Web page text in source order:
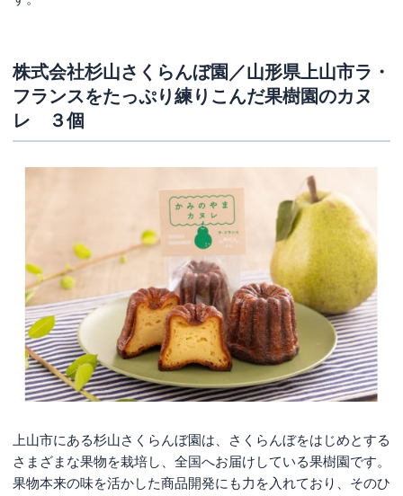
株式会社杉山さくらんぼ園／山形県上山市ラ・
フランスをたっぷり練りこんだ果樹園のカヌ
レ ３個
上山市にある杉山さくらんぼ園は、さくらんぼをはじめとする
さまざまな果物を栽培し、全国へお届けしている果樹園です。
果物本来の味を活かした商品開発にも力を入れており、そのひ